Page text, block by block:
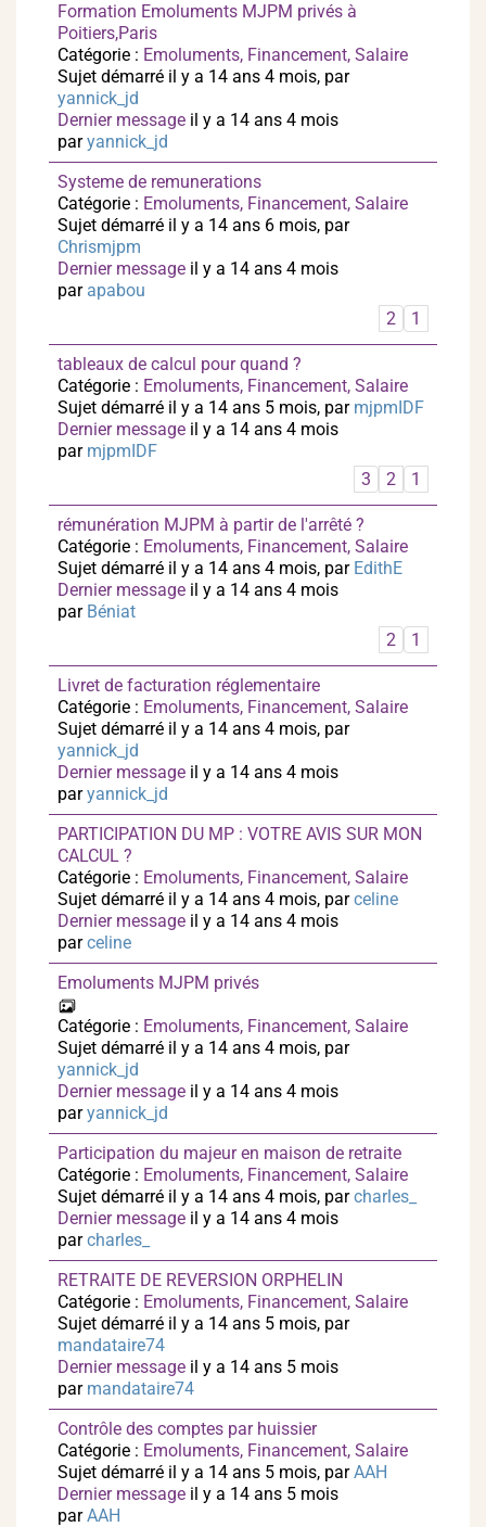
Formation Emoluments MJPM privés à
Poitiers,Paris
Catégorie : Emoluments, Financement, Salaire
Sujet démarré il y a 14 ans 4 mois, par
yannick_jd
Dernier message il y a 14 ans 4 mois
paryannick_jd
Systeme de remunerations
Catégorie : Emoluments, Financement, Salaire
Sujet démarré il y a 14 ans 6 mois, par
Chrismjpm
Dernier message il y a 14 ans 4 mois
par apabou
1
2
tableaux de calcul pour quand ?
Catégorie : Emoluments, Financement, Salaire
Sujet démarré il y a 14 ans 5 mois, par mjpmIDF
Dernier message il y a 14 ans 4 mois
par mjpmIDF
1
2
3
rémunération MJPM à partir de l'arrêté ?
Catégorie : Emoluments, Financement, Salaire
Sujet démarré il y a 14 ans 4 mois, par EdithE
Dernier message il y a 14 ans 4 mois
par Béniat
1
2
Livret de facturation réglementaire
Catégorie : Emoluments, Financement, Salaire
Sujet démarré il y a 14 ans 4 mois, par
yannick_jd
Dernier message il y a 14 ans 4 mois
paryannick_jd
PARTICIPATION DU MP : VOTRE AVIS SUR MON
CALCUL ?
Catégorie : Emoluments, Financement, Salaire
Sujet démarré il y a 14 ans 4 mois, parceline
Dernier message il y a 14 ans 4 mois
parceline
Emoluments MJPM privés
Catégorie : Emoluments, Financement, Salaire
Sujet démarré il y a 14 ans 4 mois, par
yannick_jd
Dernier message il y a 14 ans 4 mois
paryannick_jd
Participation du majeur en maison de retraite
Catégorie : Emoluments, Financement, Salaire
Sujet démarré il y a 14 ans 4 mois, parcharles_
Dernier message il y a 14 ans 4 mois
parcharles_
RETRAITE DE REVERSION ORPHELIN
Catégorie : Emoluments, Financement, Salaire
Sujet démarré il y a 14 ans 5 mois, par
mandataire74
Dernier message il y a 14 ans 5 mois
par mandataire74
Contrôle des comptes par huissier
Catégorie : Emoluments, Financement, Salaire
Sujet démarré il y a 14 ans 5 mois, parAAH
Dernier message il y a 14 ans 5 mois
parAAH